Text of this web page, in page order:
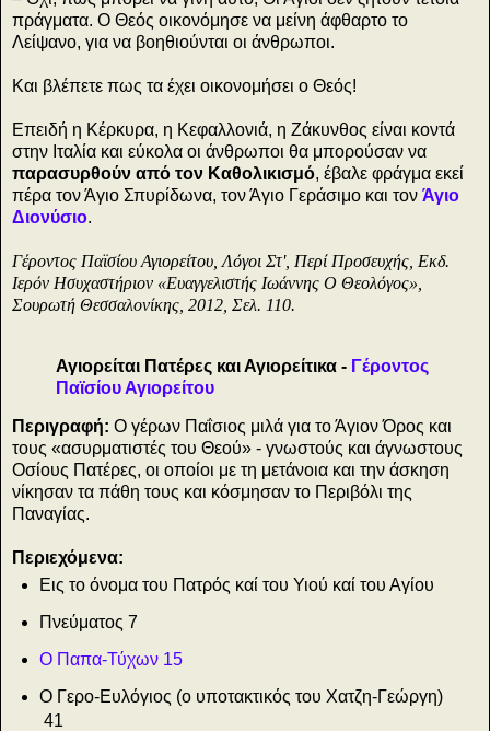
πράγματα. Ο Θεός οικονόμησε να μείνη άφθαρτο το
Λείψανο, για να βοηθιούνται οι άνθρωποι.
Και βλέπετε πως τα έχει οικονομήσει ο Θεός!
Επειδή η Κέρκυρα, η Κεφαλλονιά, η Ζάκυνθος είναι κοντά
στην Ιταλία και εύκολα οι άνθρωποι θα μπορούσαν να
παρασυρθούν από τον Καθολικισμό, έβαλε φράγμα εκεί
πέρα τον Άγιο Σπυρίδωνα, τον Άγιο Γεράσιμο και τον Άγιο
Διονύσιο.
Γέροντος Παϊσίου Αγιορείτου, Λόγοι Στ', Περί Προσευχής, Εκδ.
Ιερόν Ησυχαστήριον «Ευαγγελιστής Ιωάννης Ο Θεολόγος»,
Σουρωτή Θεσσαλονίκης, 2012, Σελ. 110.
Αγιορείται Πατέρες και Αγιορείτικα - Γέροντος
Παϊσίου Αγιορείτου
Περιγραφή: Ο γέρων Παΐσιος μιλά για το Άγιον Όρος και
τους «ασυρματιστές του Θεού» - γνωστούς και άγνωστους
Οσίους Πατέρες, οι οποίοι με τη μετάνοια και την άσκηση
νίκησαν τα πάθη τους και κόσμησαν το Περιβόλι της
Παναγίας.
Περιεχόμενα:
Εις το όνομα του Πατρός καί του Υιού καί του Αγίου
Πνεύματος 7
Ο Παπα-Τύχων 15
Ο Γερο-Ευλόγιος (ο υποτακτικός του Χατζη-Γεώργη)
41